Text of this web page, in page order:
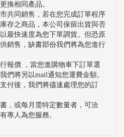
換相同產品。
共同銷售，若在您完成訂單程序
存之商品，本公司保留出貨與否
最快速度為您下單調貨。但恐原
銷售，缺書部份我們將為您進行
報價 ，當您進購物車下訂單選
們將另以mail通知您運費金額。
付後，我們將儘速處理您的訂
，或每月需特定數量者，可洽
專人為您服務。